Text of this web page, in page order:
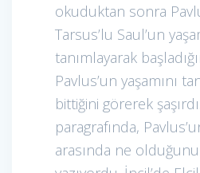
okuduktan sonra
Tarsus’lu Saul’un
tanımlayarak
Pavlus’un yaşamını
bittiğini görerek
paragrafında,
arasında ne